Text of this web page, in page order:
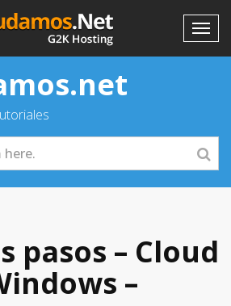
pasos – Cloud
–